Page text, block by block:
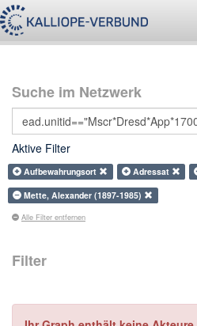
Suche im Netzwerk
Aktive Filter
Aufbewahrungsort Adressat
Mette, Alexander (1897-1985)
Alle Filter entfernen
Filter